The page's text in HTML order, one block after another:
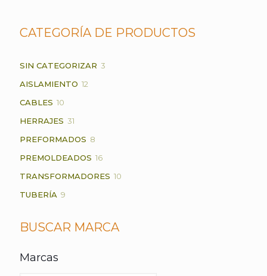
CATEGORÍA DE PRODUCTOS
SIN CATEGORIZAR 3
AISLAMIENTO 12
CABLES 10
HERRAJES 31
PREFORMADOS 8
PREMOLDEADOS 1616
TRANSFORMADORES 10
TUBERÍA 9
BUSCAR MARCA
Marcas